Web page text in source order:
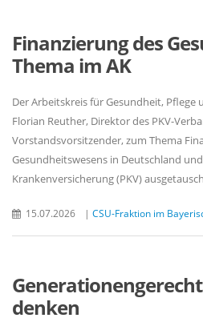
Finanzierung des
Thema im AK
Der Arbeitskreis für Gesundheit,
Florian Reuther, Direktor des PKV-
Vorstandsvorsitzender, zum Thema
Gesundheitswesens in Deutschland
Krankenversicherung (PKV)
15.07.2026 | CSU-Fraktion im
denken